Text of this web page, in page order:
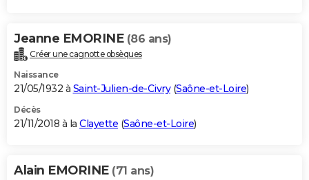
Jeanne EMORINE (86 ans)
Créer une cagnotte obsèques
Naissance
21/05/1932 à Saint-Julien-de-Civry(Saône-et-Loire)
Décès
21/11/2018 à la Clayette (Saône-et-Loire)
Alain EMORINE (71 ans)